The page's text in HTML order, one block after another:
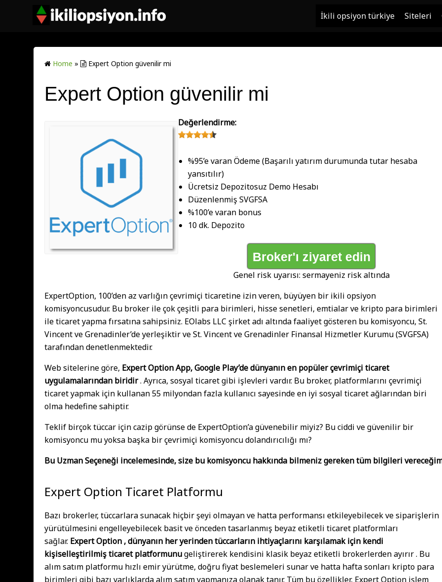
İkili opsiyon türkiye Siteleri
Home » Expert Option güvenilir mi
Expert Option güvenilir mi
Değerlendirme:
%95’e varan Ödeme (Başarılı yatırım durumunda tutar hesaba
yansıtılır)
Ücretsiz Depozitosuz Demo Hesabı
Düzenlenmiş SVGFSA
%100’e varan bonus
10 dk. Depozito
Broker'ı ziyaret edin
Genel risk uyarısı: sermayeniz risk altında
ExpertOption, 100’den az varlığın çevrimiçi ticaretine izin veren, büyüyen bir ikili opsiyon
komisyoncusudur. Bu broker ile çok çeşitli para birimleri, hisse senetleri, emtialar ve kripto para birimleri
ile ticaret yapma fırsatına sahipsiniz. EOlabs LLC şirket adı altında faaliyet gösteren bu komisyoncu, St.
Vincent ve Grenadinler’de yerleşiktir ve St. Vincent ve Grenadinler Finansal Hizmetler Kurumu (SVGFSA)
tarafından denetlenmektedir.
Web sitelerine göre, Expert Option App, Google Play’de dünyanın en popüler çevrimiçi ticaret
uygulamalarından biridir. Ayrıca, sosyal ticaret gibi işlevleri vardır. Bu broker, platformlarını çevrimiçi
ticaret yapmak için kullanan 55 milyondan fazla kullanıcı sayesinde en iyi sosyal ticaret ağlarından biri
olma hedefine sahiptir.
Teklif birçok tüccar için cazip görünse de ExpertOption’a güvenebilir miyiz? Bu ciddi ve güvenilir bir
komisyoncu mu yoksa başka bir çevrimiçi komisyoncu dolandırıcılığı mı?
Bu Uzman Seçeneği incelemesinde, size bu komisyoncu hakkında bilmeniz gereken tüm bilgileri
Expert Option Ticaret Platformu
Bazı brokerler, tüccarlara sunacak hiçbir şeyi olmayan ve hatta performansı etkileyebilecek ve siparişlerin
yürütülmesini engelleyebilecek basit ve önceden tasarlanmış beyaz etiketli ticaret platformları
sağlar. Expert Option , dünyanın her yerinden tüccarların ihtiyaçlarını karşılamak için kendi
kişiselleştirilmiş ticaret platformunugeliştirerek kendisini klasik beyaz etiketli brokerlerden ayırır . Bu
alım satım platformu hızlı emir yürütme, doğru fiyat beslemeleri sunar ve hatta hafta sonları kripto para
birimleri gibi bazı varlıklarda alım satım yapmanıza olanak tanır. Tüm bu özellikler, Expert Option işlem